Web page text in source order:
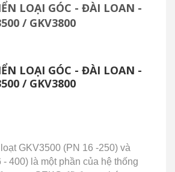
LOẠI GÓC - ĐÀI LOAN -
/ GKV3800
LOẠI GÓC - ĐÀI LOAN -
/ GKV3800
GKV3500 (PN 16 -250) và
400) là một phần của hệ thống